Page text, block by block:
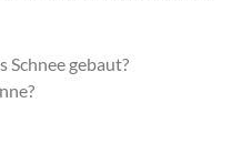
Schnee gebaut?